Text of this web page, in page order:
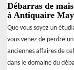
Débarras de
à Antiquaire
Que vous soyez un
vous venez de perdre
anciennes affaires de
dans le domaine du